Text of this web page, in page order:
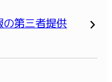
第三者提供